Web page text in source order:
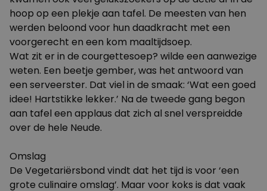
hoop op een plekje aan tafel. De meesten van hen
werden beloond voor hun daadkracht met een
voorgerecht en een kom maaltijdsoep.
Wat zit er in de courgettesoep? wilde een aanwezige
weten. Een beetje gember, was het antwoord van
een serveerster. Dat viel in de smaak: ‘Wat een goed
idee! Hartstikke lekker.’ Na de tweede gang begon
aan tafel een applaus dat zich al snel verspreidde
over de hele Neude.
Omslag
De Vegetariërsbond vindt dat het tijd is voor ‘een
grote culinaire omslag’. Maar voor koks is dat vaak